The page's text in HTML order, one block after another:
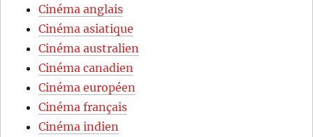
Cinéma anglais
Cinéma asiatique
Cinéma australien
Cinéma canadien
Cinéma européen
Cinéma français
Cinéma indien